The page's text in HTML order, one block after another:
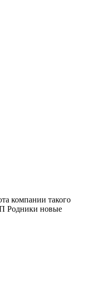
компании такого
Родники новые